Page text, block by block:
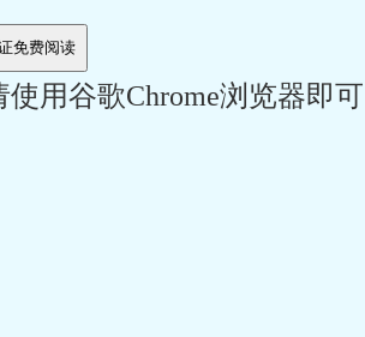
用谷歌Chrome浏览器即可